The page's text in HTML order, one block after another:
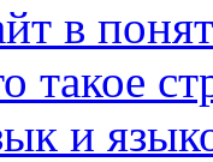
в
такое
и